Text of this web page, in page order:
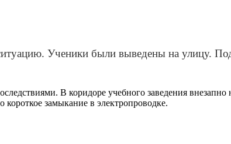
Ученики были выведены на улицу.
В коридоре учебного заведения внезапно
замыкание в электропроводке.